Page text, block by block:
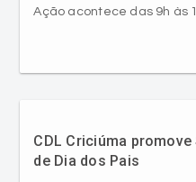
Ação acontece das 9h às
CDL Criciúma
de Dia dos Pais